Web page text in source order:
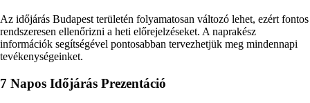
Az időjárás Budapest területén folyamatosan változó lehet, ezért fontos
rendszeresen ellenőrizni a heti előrejelzéseket. A naprakész
információk segítségével pontosabban tervezhetjük meg mindennapi
tevékenységeinket.
7 Napos Időjárás Prezentáció